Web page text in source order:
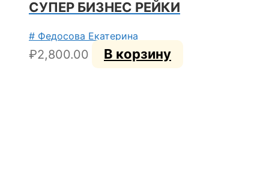
СУПЕР БИЗНЕС РЕЙКИ
# Федосова Екатерина
₽2,800.00 В корзину